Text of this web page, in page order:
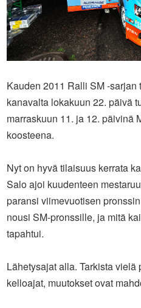
Kauden 2011 Ralli SM -
kanavalta lokakuun 22. päivä
marraskuun 11. ja 12. päivinä
koosteena.
Nyt on hyvä tilaisuus kerrata
Salo ajoi kuudenteen
paransi viimevuotisen
nousi SM-pronssille, ja mitä
tapahtui.
Lähetysajat alla. Tarkista
kelloajat, muutokset ovat